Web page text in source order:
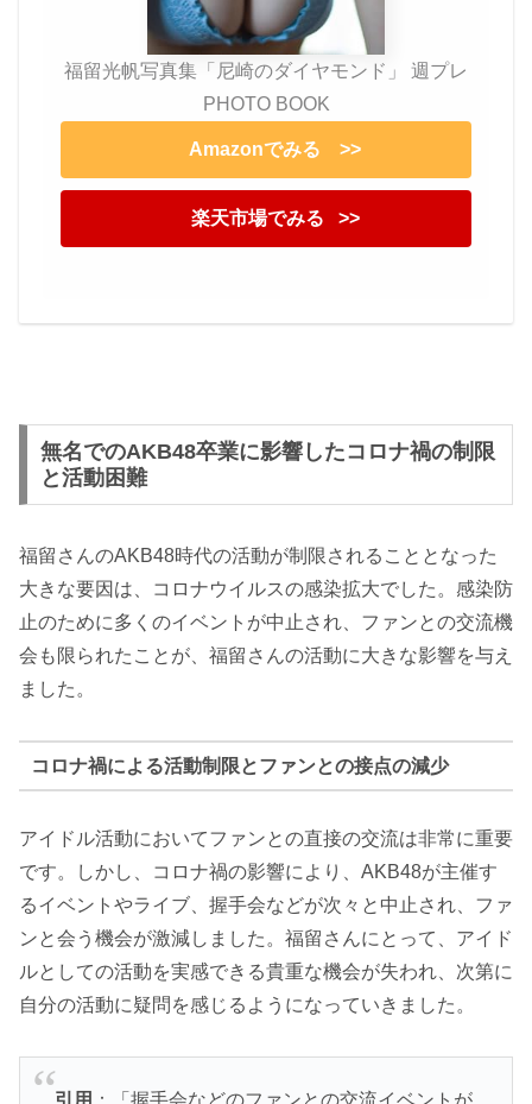
福留光帆写真集「尼崎のダイヤモンド」 週プレ
PHOTO BOOK
Amazonでみる >>
楽天市場でみる >>
無名でのAKB48卒業に影響したコロナ禍の制限
と活動困難
福留さんのAKB48時代の活動が制限されることとなった
大きな要因は、コロナウイルスの感染拡大でした。感染防
止のために多くのイベントが中止され、ファンとの交流機
会も限られたことが、福留さんの活動に大きな影響を与え
ました。
コロナ禍による活動制限とファンとの接点の減少
アイドル活動においてファンとの直接の交流は非常に重要
です。しかし、コロナ禍の影響により、AKB48が主催す
るイベントやライブ、握手会などが次々と中止され、ファ
ンと会う機会が激減しました。福留さんにとって、アイド
ルとしての活動を実感できる貴重な機会が失われ、次第に
自分の活動に疑問を感じるようになっていきました。